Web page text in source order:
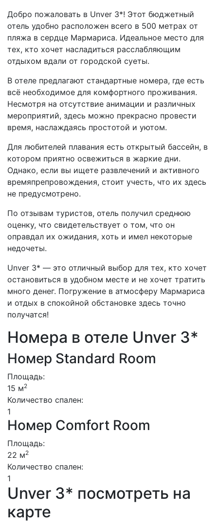
Добро пожаловать в Unver 3*! Этот бюджетный
отель удобно расположен всего в 500 метрах от
пляжа в сердце Мармариса. Идеальное место для
тех, кто хочет насладиться расслабляющим
отдыхом вдали от городской суеты.
В отеле предлагают стандартные номера, где есть
всё необходимое для комфортного проживания.
Несмотря на отсутствие анимации и различных
мероприятий, здесь можно прекрасно провести
время, наслаждаясь простотой и уютом.
Для любителей плавания есть открытый бассейн, в
котором приятно освежиться в жаркие дни.
Однако, если вы ищете развлечений и активного
времяпрепровождения, стоит учесть, что их здесь
не предусмотрено.
По отзывам туристов, отель получил среднюю
оценку, что свидетельствует о том, что он
оправдал их ожидания, хоть и имел некоторые
недочеты.
Unver 3* — это отличный выбор для тех, кто хочет
остановиться в удобном месте и не хочет тратить
много денег. Погружение в атмосферу Мармариса
и отдых в спокойной обстановке здесь точно
получатся!
Номера в отеле Unver 3*
Номер Standard Room
Площадь:
15 м2
Количество спален:
1
Номер Comfort Room
Площадь:
22 м2
Количество спален:
1
Unver 3* посмотреть на
карте